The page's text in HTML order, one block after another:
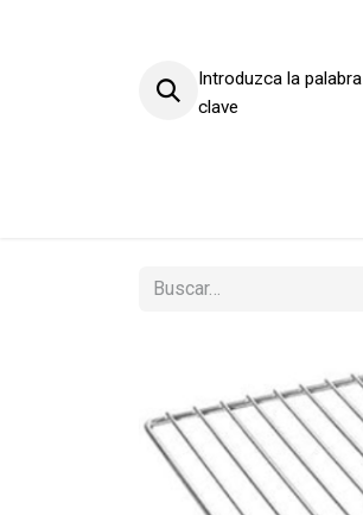
Introduzca la palabra
clave